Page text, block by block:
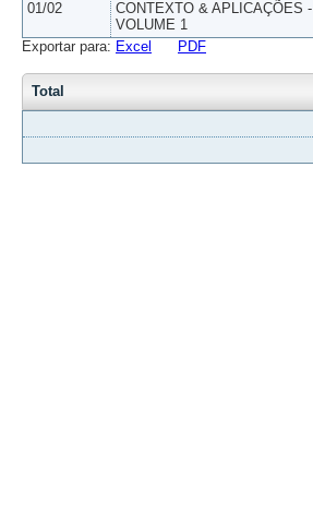
01/02
CONTEXTO & APLICAÇÕES -
VOLUME 1
Exportar para: Excel PDF
Total